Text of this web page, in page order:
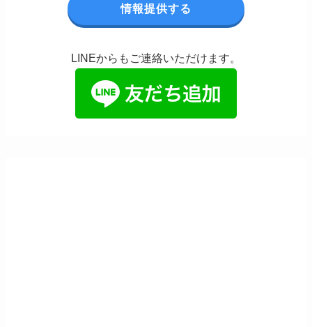
情報提供する
LINEからもご連絡いただけます。